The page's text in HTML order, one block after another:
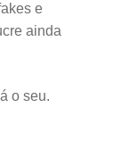
e
ainda
o seu.